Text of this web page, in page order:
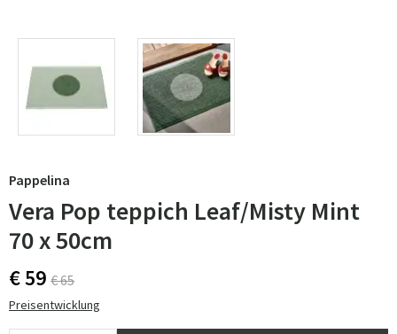
Pappelina
Vera Pop teppich Leaf/Misty Mint
70 x 50cm
€ 59 € 65
Preisentwicklung